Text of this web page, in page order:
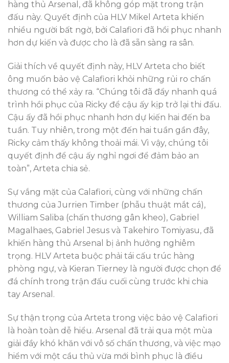
hàng thủ Arsenal, đã không góp mặt trong trận
đấu này. Quyết định của HLV Mikel Arteta khiến
nhiều người bất ngờ, bởi Calafiori đã hồi phục nhanh
hơn dự kiến và được cho là đã sẵn sàng ra sân.
Giải thích về quyết định này, HLV Arteta cho biết
ông muốn bảo vệ Calafiori khỏi những rủi ro chấn
thương có thể xảy ra. “Chúng tôi đã đẩy nhanh quá
trình hồi phục của Ricky để cậu ấy kịp trở lại thi đấu.
Cậu ấy đã hồi phục nhanh hơn dự kiến hai đến ba
tuần. Tuy nhiên, trong một đến hai tuần gần đây,
Ricky cảm thấy không thoải mái. Vì vậy, chúng tôi
quyết định để cậu ấy nghỉ ngơi để đảm bảo an
toàn”, Arteta chia sẻ.
Sự vắng mặt của Calafiori, cùng với những chấn
thương của Jurrien Timber (phẫu thuật mắt cá),
William Saliba (chấn thương gân kheo), Gabriel
Magalhaes, Gabriel Jesus và Takehiro Tomiyasu, đã
khiến hàng thủ Arsenal bị ảnh hưởng nghiêm
trọng. HLV Arteta buộc phải tái cấu trúc hàng
phòng ngự, và Kieran Tierney là người được chọn để
đá chính trong trận đấu cuối cùng trước khi chia
tay Arsenal.
Sự thận trọng của Arteta trong việc bảo vệ Calafiori
là hoàn toàn dễ hiểu. Arsenal đã trải qua một mùa
giải đầy khó khăn với vô số chấn thương, và việc mạo
hiểm với một cầu thủ vừa mới bình phục là điều